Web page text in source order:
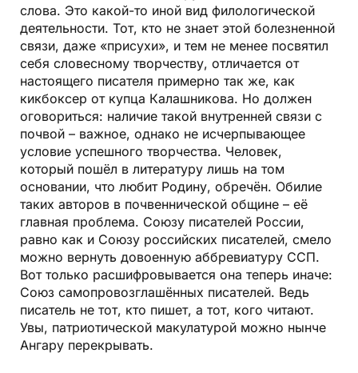
слова. Это какой-то иной вид филологической
деятельности. Тот, кто не знает этой болезненной
связи, даже «присухи», и тем не менее посвятил
себя словесному творчеству, отличается от
настоящего писателя примерно так же, как
кикбоксер от купца Калашникова. Но должен
оговориться: наличие такой внутренней связи с
почвой – важное, однако не исчерпывающее
условие успешного творчества. Человек,
который пошёл в литературу лишь на том
основании, что любит Родину, обречён. Обилие
таких авторов в почвеннической общине – её
главная проблема. Союзу писателей России,
равно как и Союзу российских писателей, смело
можно вернуть довоенную аббревиатуру ССП.
Вот только расшифровывается она теперь иначе:
Союз самопровозглашённых писателей. Ведь
писатель не тот, кто пишет, а тот, кого читают.
Увы, патриотической макулатурой можно нынче
Ангару перекрывать.